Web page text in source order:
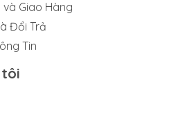
701SFV-UV
và cảm biến tia UV
và Giao Hàng
Đổi Trả
Tin
tôi